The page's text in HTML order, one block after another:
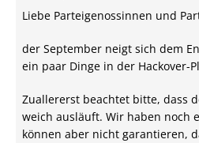
Liebe Parteigenossinnen und
der September neigt sich dem
ein paar Dinge in der Hackover-
Zuallererst beachtet bitte, dass
weich ausläuft. Wir haben noch
können aber nicht garantieren,